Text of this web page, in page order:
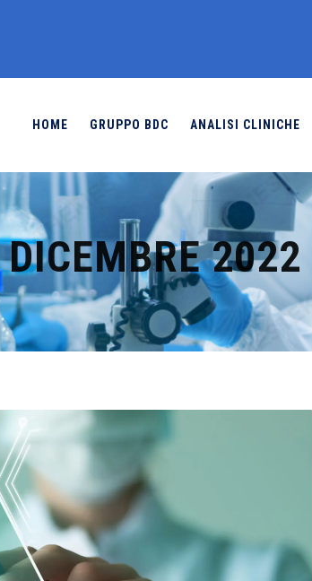
HOME GRUPPO BDC ANALISI CLINICHE
DICEMBRE 2022